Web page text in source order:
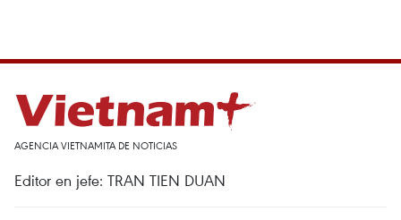
AGENCIA VIETNAMITA DE NOTICIAS
Editor en jefe: TRAN TIEN DUAN